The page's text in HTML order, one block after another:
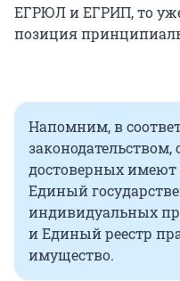
ЕГРЮЛ и ЕГРИП, то уже
позиция
Напомним, в
законодательством,
достоверных имеют
Единый
индивидуальных
и Единый реестр
имущество.